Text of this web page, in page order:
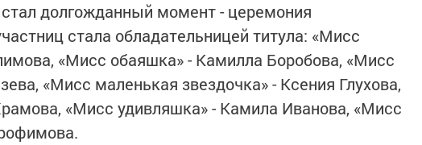
долгожданный момент - церемония
стала обладательницей титула: «Мисс
«Мисс обаяшка» - Камилла Боробова, «Мисс
«Мисс маленькая звездочка» - Ксения Глухова,
«Мисс удивляшка» - Камила Иванова, «Мисс